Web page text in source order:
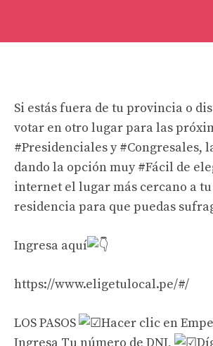
Si estás fuera de tu provincia o
votar en otro lugar para las
#Presidencialesy#Congresales,
dando la opción muy#Fácil de
internet el lugar más cercano a
residencia para que puedas
Ingresa aquí
https://www.eligetulocal.pe/#/
LOS PASOS
Hacer clic en